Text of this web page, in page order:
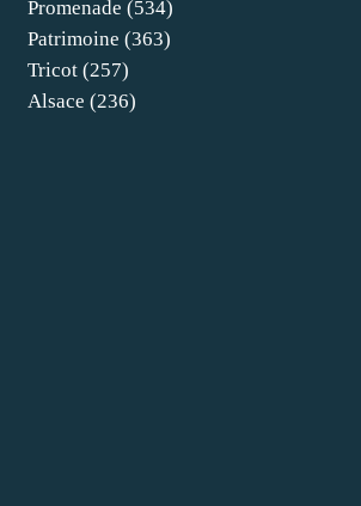
Promenade (534)
Patrimoine (363)
Tricot (257)
Alsace (236)